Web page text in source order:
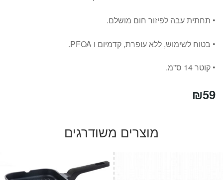
• תחתית עבה לפיזור חום מושלם.
• בטוח לשימוש, ללא עופרת, קדמיום ו PFOA
.
• קוטר 14 ס"מ.
₪59
מוצרים משודרגים